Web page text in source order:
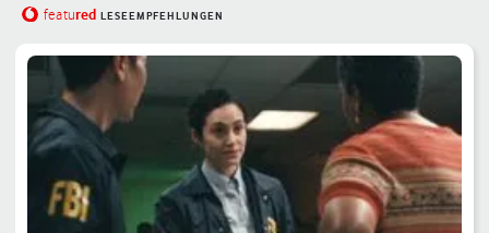
featured LESEEMPFEHLUNGEN